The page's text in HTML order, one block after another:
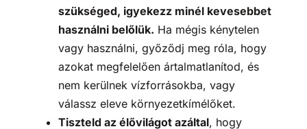
szükséged, igyekezz minél kevesebbet
használni belőlük. Ha mégis kénytelen
vagy használni, győződj meg róla, hogy
azokat megfelelően ártalmatlanítod, és
nem kerülnek vízforrásokba, vagy
válassz eleve környezetkímélőket.
Tiszteld az élővilágot azáltal, hogy